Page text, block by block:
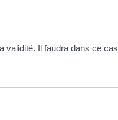
validité. Il faudra dans ce cas